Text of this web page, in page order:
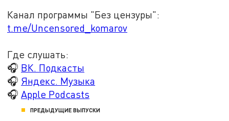
Канал программы "Без цензуры":
t.me/Uncensored_komarov
Где слушать:
🎧 ВК. Подкасты
🎧 Яндекс. Музыка
🎧Apple Podcasts
ПРЕДЫДУЩИЕ ВЫПУСКИ